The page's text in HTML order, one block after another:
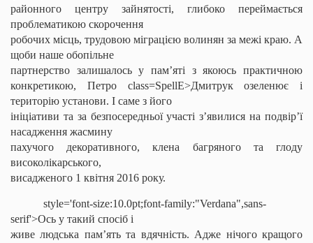
районного центру зайнятості, глибоко переймається
проблематикою скорочення
робочих місць, трудовою міграцією волинян за межі краю. А
щоби наше обопільне
партнерство залишалось у пам’яті з якоюсь практичною
конкретикою, Петро class=SpellE>Дмитрук озеленює і
територію установи. І саме з його
ініціативи та за безпосередньої участі з’явилися на подвір’ї
насадження жасмину
пахучого декоративного, клена багряного та глоду
високолікарського,
висадженого 1 квітня 2016 року.
style='font-size:10.0pt;font-family:"Verdana",sans-
serif'>Ось у такий спосіб і
живе людська пам’ять та вдячність. Адже нічого кращого